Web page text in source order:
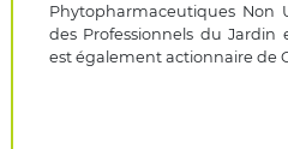
Phytopharmaceutiques Non
des Professionnels du Jardin
est également actionnaire de